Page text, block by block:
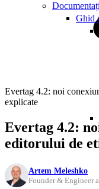
Ghid
Evertag 4.2: noi
explicate
Evertag 4.2:
editorului de
Artem Meleshko
Founder & Engineer